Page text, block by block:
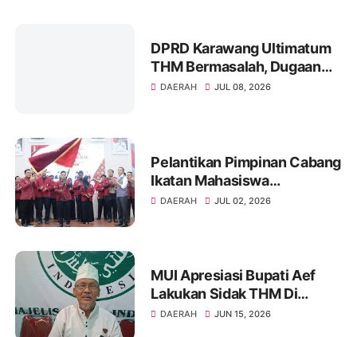
DPRD Karawang Ultimatum
THM Bermasalah, Dugaan
Izin Palsu hingga Minol Ilegal
DAERAH JUL 08, 2026
Pelantikan Pimpinan Cabang
Ikatan Mahasiswa
Muhammadiyah Kota
DAERAH JUL 02, 2026
MUI Apresiasi Bupati Aef
Lakukan Sidak THM Di
Karawang.
DAERAH JUN 15, 2026